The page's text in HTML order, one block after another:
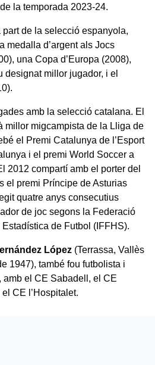
la temporada 2023-24.
part de la selecció espanyola,
medalla d’argent als Jocs
una Copa d’Europa (2008),
designat millor jugador, i el
amb la selecció catalana. El
millor migcampista de la Lliga de
el Premi Catalunya de l’Esport
i el premi World Soccer a
2012 compartí amb el porter del
el premi Príncipe de Asturias
quatre anys consecutius
de joc segons la Federació
Estadística de Futbol (IFFHS).
López (Terrassa, Vallès
1947), també fou futbolista i
amb el CE Sabadell, el CE
CE l’Hospitalet.